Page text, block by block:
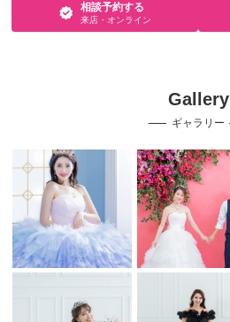
相談予約する
来店・オンライン
Gallery
ギャラリー